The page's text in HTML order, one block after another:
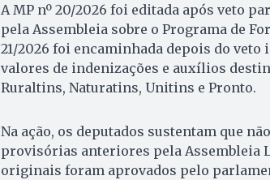
A MP nº 20/2026 foi editada após veto
pela Assembleia sobre o Programa de
21/2026 foi encaminhada depois do
valores de indenizações e auxílios
Ruraltins, Naturatins, Unitins e Pronto.
Na ação, os deputados sustentam que
provisórias anteriores pela Assembleia
originais foram aprovados pelo